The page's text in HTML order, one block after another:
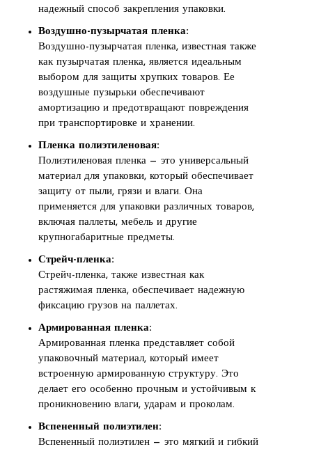
надежный способ закрепления упаковки.
Воздушно-пузырчатая пленка:
Воздушно-пузырчатая пленка, известная также
как пузырчатая пленка, является идеальным
выбором для защиты хрупких товаров. Ее
воздушные пузырьки обеспечивают
амортизацию и предотвращают повреждения
при транспортировке и хранении.
Пленка полиэтиленовая:
Полиэтиленовая пленка — это универсальный
материал для упаковки, который обеспечивает
защиту от пыли, грязи и влаги. Она
применяется для упаковки различных товаров,
включая паллеты, мебель и другие
крупногабаритные предметы.
Стрейч-пленка:
Стрейч-пленка, также известная как
растяжимая пленка, обеспечивает надежную
фиксацию грузов на паллетах.
Армированная пленка:
Армированная пленка представляет собой
упаковочный материал, который имеет
встроенную армированную структуру. Это
делает его особенно прочным и устойчивым к
проникновению влаги, ударам и проколам.
Вспененный полиэтилен:
Вспененный полиэтилен — это мягкий и гибкий